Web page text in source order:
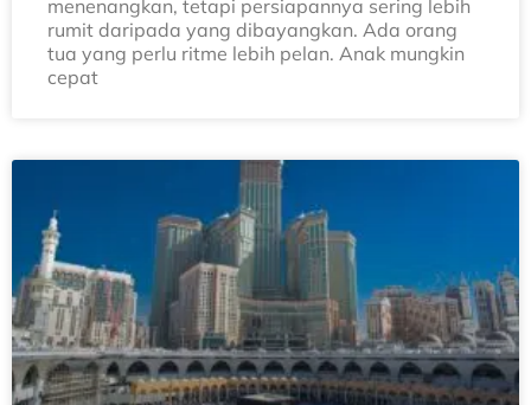
menenangkan, tetapi persiapannya sering lebih
rumit daripada yang dibayangkan. Ada orang
tua yang perlu ritme lebih pelan. Anak mungkin
cepat